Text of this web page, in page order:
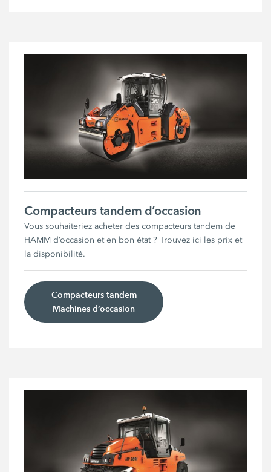
Compacteurs tandem d’occasion
Vous souhaiteriez acheter des compacteurs tandem de
HAMM d’occasion et en bon état ? Trouvez ici les prix et
la disponibilité.
Compacteurs tandem
Machines d’occasion